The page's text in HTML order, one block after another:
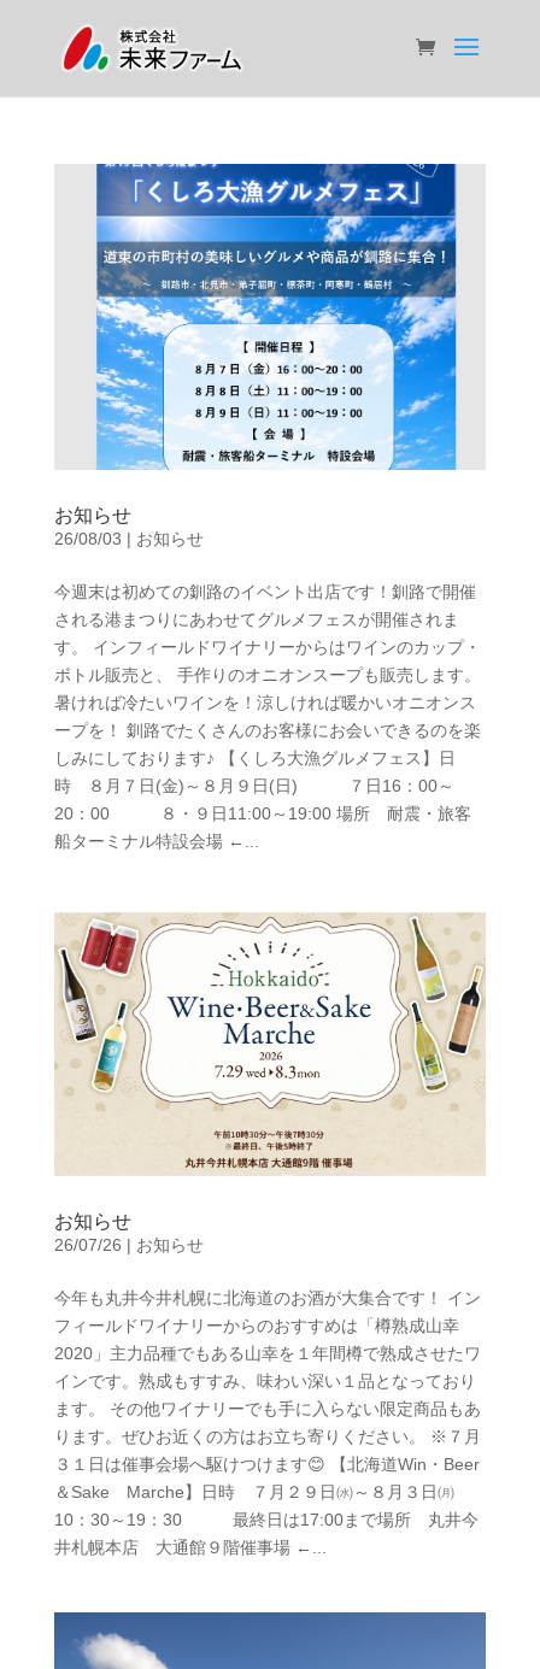
お知らせ
26/08/03 | お知らせ
今週末は初めての釧路のイベント出店です！釧路で開催
される港まつりにあわせてグルメフェスが開催されま
す。 インフィールドワイナリーからはワインのカップ・
ボトル販売と、 手作りのオニオンスープも販売します。
暑ければ冷たいワインを！涼しければ暖かいオニオンス
ープを！ 釧路でたくさんのお客様にお会いできるのを楽
しみにしております♪ 【くしろ大漁グルメフェス】日
時 ８月７日(金)～８月９日(日) ７日16：00～
20：00 ８・９日11:00～19:00 場所 耐震・旅客
船ターミナル特設会場 ←...
お知らせ
26/07/26 | お知らせ
今年も丸井今井札幌に北海道のお酒が大集合です！ イン
フィールドワイナリーからのおすすめは「樽熟成山幸
2020」主力品種でもある山幸を１年間樽で熟成させたワ
インです。熟成もすすみ、味わい深い１品となっており
ます。 その他ワイナリーでも手に入らない限定商品もあ
ります。ぜひお近くの方はお立ち寄りください。 ※７月
３１日は催事会場へ駆けつけます😊 【北海道Win・Beer
＆Sake Marche】日時 ７月２９日㈬～８月３日㈪
10：30～19：30 最終日は17:00まで場所 丸井今
井札幌本店 大通館９階催事場 ←...